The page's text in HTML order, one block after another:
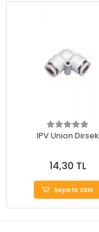
IPV Union Dirsek
14,30 TL
Sepete Ekle